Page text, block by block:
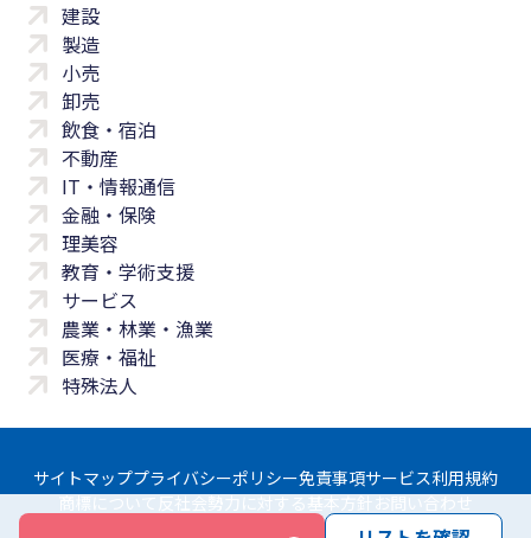
建設
製造
小売
卸売
飲食・宿泊
不動産
IT・情報通信
金融・保険
理美容
教育・学術支援
サービス
農業・林業・漁業
医療・福祉
特殊法人
サイトマッププライバシーポリシー免責事項サービス利用規約
商標について 反社会勢力に対する基本方針 お問い合わせ